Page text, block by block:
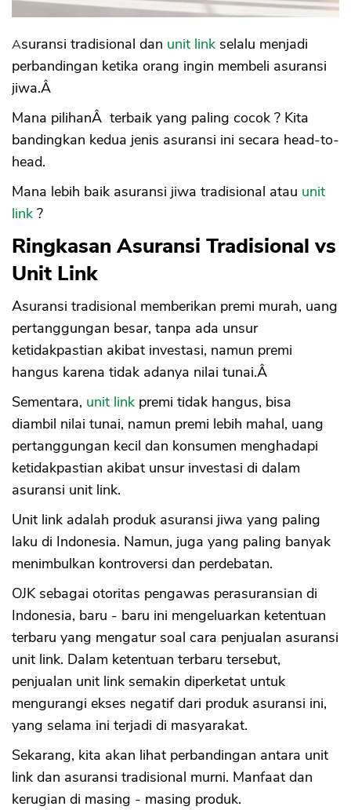
3. Potongan Biaya
Langsung di Reksadana, dengan Biaya
Lebih Murah
5. Nett Hasil Return Investasi Kecil
6. Seolah - Olah Cuti Premi, Hanya Bayar
7. Seolah - Olah Premi Unit Link Tetap,
Padahal Tidak
8. Menghadapi Resiko Investasi
9. Harus Paham Instrumen Investasi
10. Proposal Unit Link soal Kinerja
Investasi Tidak Mencerminkan Kondisi
Tabel Perbandingan Asuransi Tradisional
dan Asuransi Unit Link
1. Premi
3. Uang Pertanggungan (UP)
4. Resiko Investasi
5. Potongan Biaya
6. Premi Tetap
Apa Pilihan Terbaik, Asuransi Tradisional
atau Asuransi Unit Link
Asuransi tradisional dan unit link selalu menjadi
perbandingan ketika orang ingin membeli asuransi
jiwa.Â
Mana pilihanÂ terbaik yang paling cocok ? Kita
bandingkan kedua jenis asuransi ini secara head-to-
head.
Mana lebih baik asuransi jiwa tradisional atau unit
link ?
Ringkasan Asuransi Tradisional vs
Unit Link
Asuransi tradisional memberikan premi murah, uang
pertanggungan besar, tanpa ada unsur
ketidakpastian akibat investasi, namun premi
hangus karena tidak adanya nilai tunai.Â
Sementara, unit link premi tidak hangus, bisa
diambil nilai tunai, namun premi lebih mahal, uang
pertanggungan kecil dan konsumen menghadapi
ketidakpastian akibat unsur investasi di dalam
asuransi unit link.
Unit link adalah produk asuransi jiwa yang paling
laku di Indonesia. Namun, juga yang paling banyak
menimbulkan kontroversi dan perdebatan.
OJK sebagai otoritas pengawas perasuransian di
Indonesia, baru - baru ini mengeluarkan ketentuan
terbaru yang mengatur soal cara penjualan asuransi
unit link. Dalam ketentuan terbaru tersebut,
penjualan unit link semakin diperketat untuk
mengurangi ekses negatif dari produk asuransi ini,
yang selama ini terjadi di masyarakat.
Sekarang, kita akan lihat perbandingan antara unit
link dan asuransi tradisional murni. Manfaat dan
kerugian di masing - masing produk.